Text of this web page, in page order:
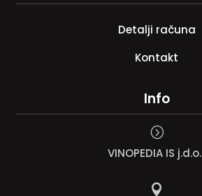
Detalji računa
Kontakt
Info
=
VINOPEDIA IS
